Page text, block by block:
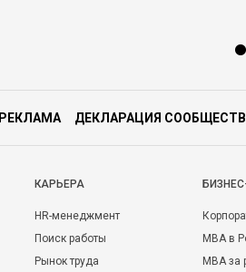
РЕКЛАМА ДЕКЛАРАЦИЯ
КАРЬЕРА
HR-менеджмент
Поиск работы
Рынок труда
MBA в
MBA